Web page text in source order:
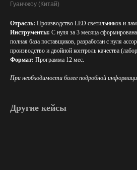
Гуанчжоу (Китай)
Отрасль: Производство LED светильников и
Инструменты: С нуля за 3 месяца
полная база поставщиков, разработан с нуля
производство и двойной контроль качества
Формат: Программа 12 мес.
При необходимости более подробной
Другие кейсы